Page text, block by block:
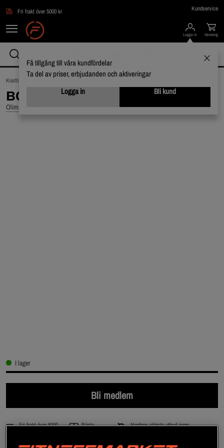
Fri frakt över 5000 kr Kundservice
Logga in
Få tillgång till våra kundfördelar
Ta del av priser, erbjudanden och aktiveringar
Logga in
Bli kund
Varukorg
Kosttillskott / Aminosyror /
BCAA Mega Caps 120 kapslar
Olimp Sports Nutrition
I lager
Bli medlem
Fri frakt över 5000
Bästa
Nordens största utbud inom